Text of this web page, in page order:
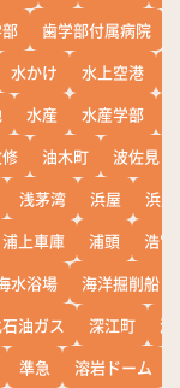
歯学部付属病院
水かけ 水上空港
水産 水産学部
油木町
波佐見
浅茅湾 浜屋
浜
浦上車庫 浦頭
浩宮
水浴場
海洋掘削船
油ガス 深江町
淵
準急 溶岩ドーム